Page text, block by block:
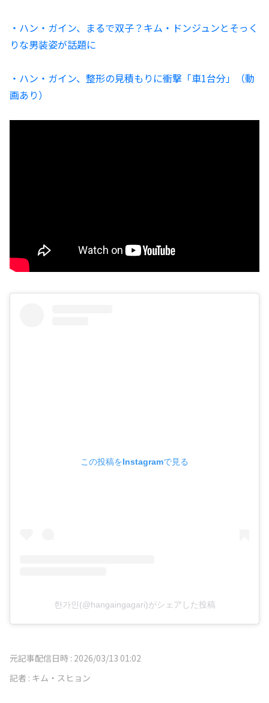
・ハン・ガイン、まるで双子？キム・ドンジュンとそっく
りな男装姿が話題に
・ハン・ガイン、整形の見積もりに衝撃「車1台分」（動
画あり）
この投稿をInstagramで見る
한가인(@hangaingagari)がシェアした投稿
元記事配信日時 : 2026/03/13 01:02
記者 : キム・スヒョン